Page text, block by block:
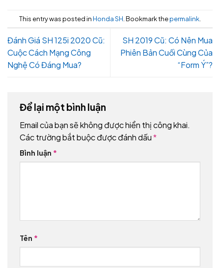
This entry was posted inHonda SH . Bookmark thepermalink
Đánh Giá SH 125i 2020 Cũ:
Cuộc Cách Mạng Công
Nghệ Có Đáng Mua?
SH 2019 Cũ: Có Nên Mua
Phiên Bản Cuối Cùng Của
“Form Ý”?
Để lại một bình luận
Email của bạn sẽ không được hiển thị công khai.
Các trường bắt buộc được đánh dấu*
Bình luận *
Tên *